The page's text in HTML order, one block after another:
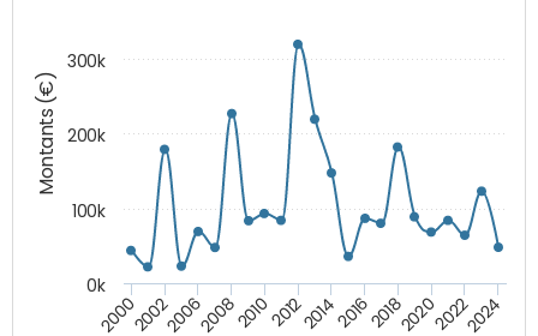
Montants (€)
200020022006200820102012201420162018202020222024
0k
100k
200k
300k